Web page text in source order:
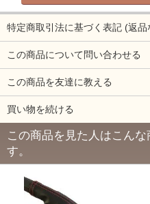
特定商取引法に基づく表記 (返品
この商品について問い合わせる
この商品を友達に教える
買い物を続ける
この商品を見た人はこん
す。